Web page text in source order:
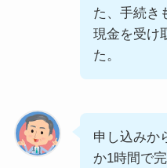
た、手続き
現金を受け
た。
申し込みか
か1時間で